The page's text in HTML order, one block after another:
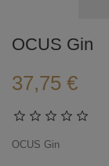
OCUS Gin
37,75 €
OCUS Gin